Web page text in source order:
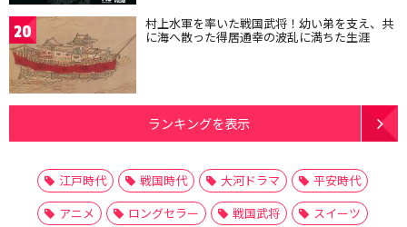
20 村上水軍を率いた戦国武将！幼い弟を支え、共
に海へ散った得居通幸の波乱に満ちた生涯
ランキングを表示
江戸時代 戦国時代 大河ドラマ
平安時代
アニメ
ロングセラー 戦国武将
スイーツ